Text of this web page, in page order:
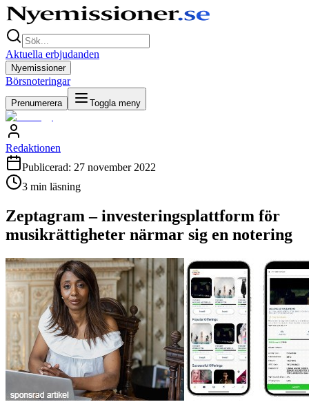
Aktuella erbjudanden
Nyemissioner
Börsnoteringar
Prenumerera Toggla meny
Redaktionen
Publicerad: 27 november 2022
3 min läsning
Zeptagram – investeringsplattform för
musikrättigheter närmar sig en notering